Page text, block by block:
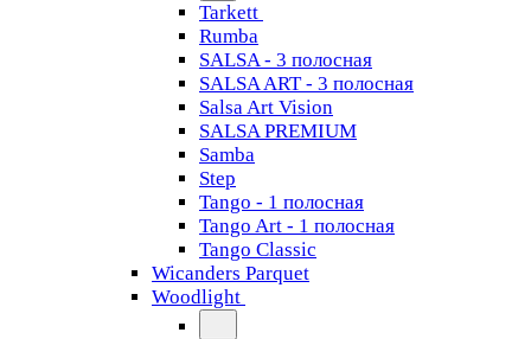
Tarkett
Rumba
SALSA - 3 полосная
SALSA ART - 3 полосная
Salsa Art Vision
SALSA PREMIUM
Samba
Step
Tango - 1 полосная
Tango Art - 1 полосная
Tango Classiс
Wicanders Parquet
Woodlight